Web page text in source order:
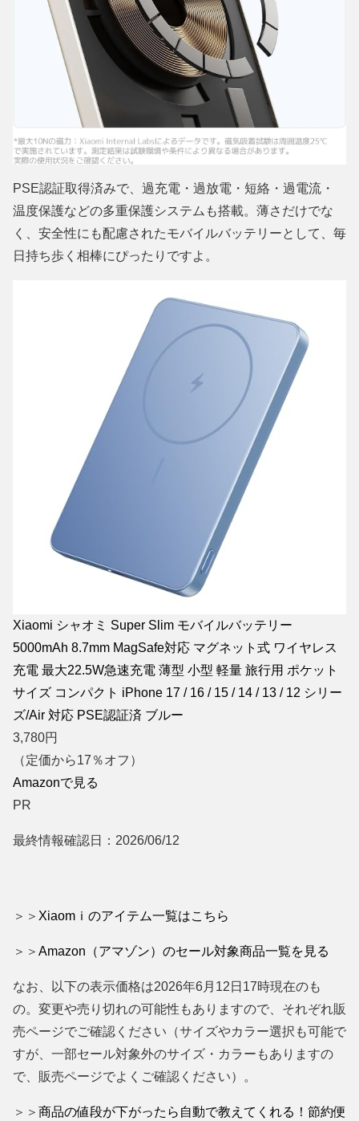
PSE認証取得済みで、過充電・過放電・短絡・過電流・
温度保護などの多重保護システムも搭載。薄さだけでな
く、安全性にも配慮されたモバイルバッテリーとして、毎
日持ち歩く相棒にぴったりですよ。
Xiaomi シャオミ Super Slim モバイルバッテリー
5000mAh 8.7mm MagSafe対応 マグネット式 ワイヤレス
充電 最大22.5W急速充電 薄型 小型 軽量 旅行用 ポケット
サイズ コンパクト iPhone 17 / 16 / 15 / 14 / 13 / 12 シリー
ズ/Air 対応 PSE認証済 ブルー
3,780円
（定価から17％オフ）
Amazonで見る
PR
最終情報確認日：2026/06/12
＞＞ Xiaomｉのアイテム一覧はこちら
＞＞ Amazon（アマゾン）のセール対象商品一覧を見る
なお、以下の表示価格は2026年6月12日17時現在のも
の。変更や売り切れの可能性もありますので、それぞれ販
売ページでご確認ください（サイズやカラー選択も可能で
すが、一部セール対象外のサイズ・カラーもありますの
で、販売ページでよくご確認ください）。
＞＞ 商品の値段が下がったら自動で教えてくれる！節約便